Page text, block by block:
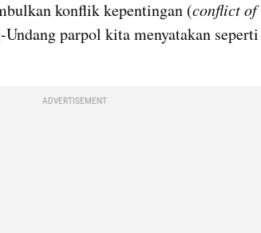
konflik kepentingan (conflict of
parpol kita menyatakan
ADVERTISEMENT